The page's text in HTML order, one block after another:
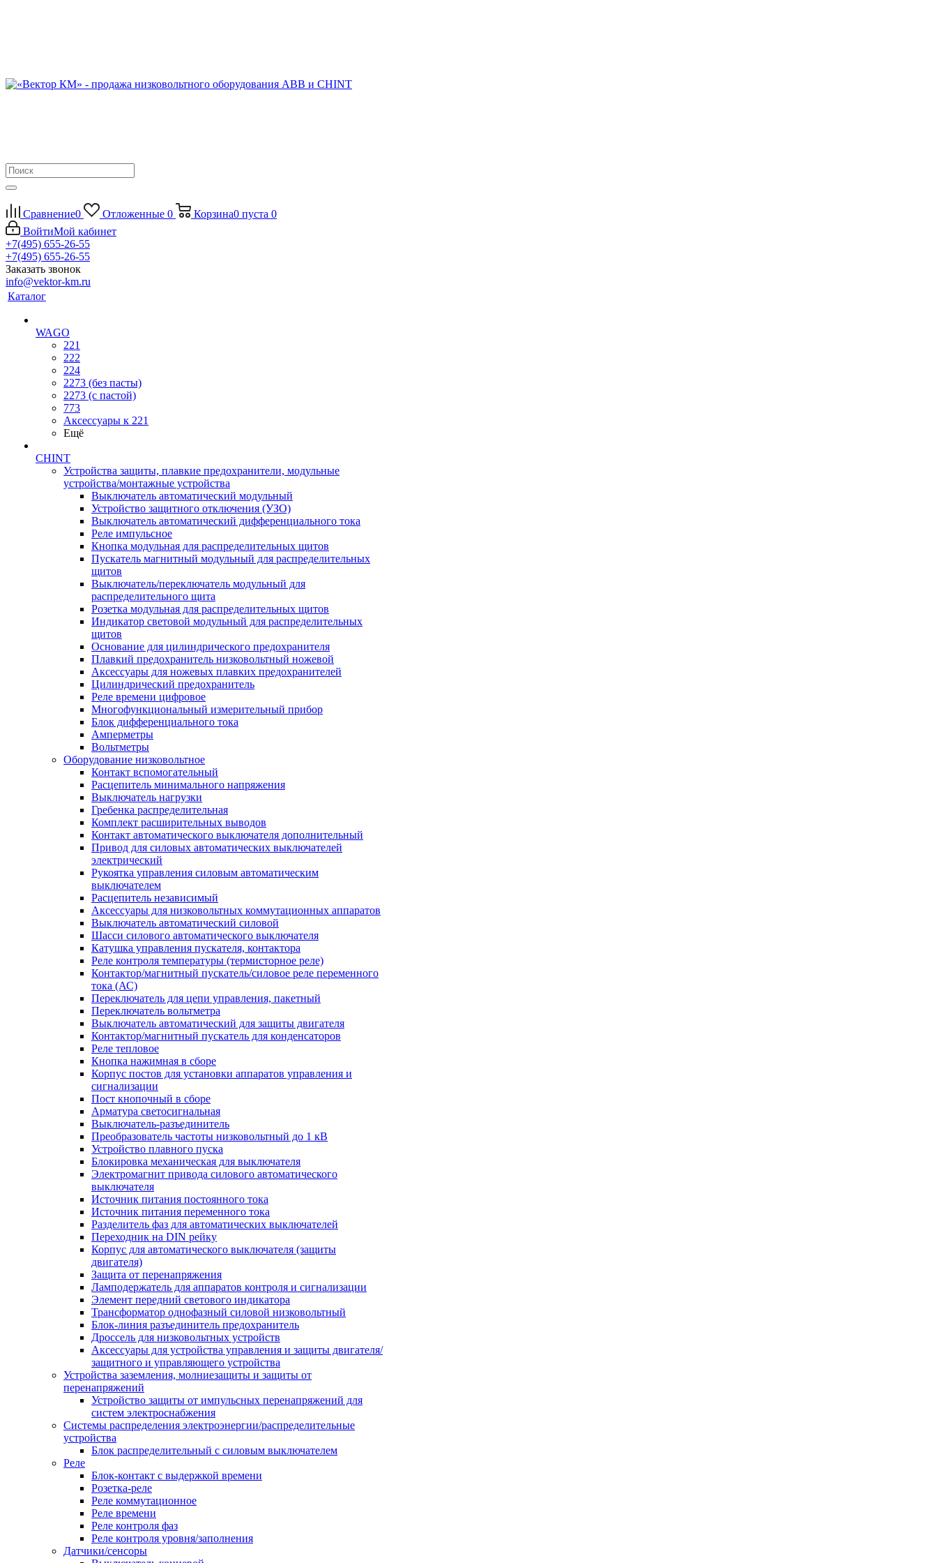
Сравнение0 Отложенные 0 Корзина0 пуста 0
ВойтиМой кабинет
+7(495) 655-26-55
+7(495) 655-26-55
Заказать звонок
info@vektor-km.ru
Каталог
WAGO
221
222
224
2273 (без пасты)
2273 (с пастой)
773
Аксессуары к 221
Ещё
CHINT
Устройства защиты, плавкие предохранители, модульные
устройства/монтажные устройства
Выключатель автоматический модульный
Устройство защитного отключения (УЗО)
Выключатель автоматический дифференциального тока
Реле импульсное
Кнопка модульная для распределительных щитов
Пускатель магнитный модульный для распределительных
щитов
Выключатель/переключатель модульный для
распределительного щита
Розетка модульная для распределительных щитов
Индикатор световой модульный для распределительных
щитов
Основание для цилиндрического предохранителя
Плавкий предохранитель низковольтный ножевой
Аксессуары для ножевых плавких предохранителей
Цилиндрический предохранитель
Реле времени цифровое
Многофункциональный измерительный прибор
Блок дифференциального тока
Амперметры
Вольтметры
Оборудование низковольтное
Контакт вспомогательный
Расцепитель минимального напряжения
Выключатель нагрузки
Гребенка распределительная
Комплект расширительных выводов
Контакт автоматического выключателя дополнительный
Привод для силовых автоматических выключателей
электрический
Рукоятка управления силовым автоматическим
выключателем
Расцепитель независимый
Аксессуары для низковольтных коммутационных аппаратов
Выключатель автоматический силовой
Шасси силового автоматического выключателя
Катушка управления пускателя, контактора
Реле контроля температуры (термисторное реле)
Контактор/магнитный пускатель/силовое реле переменного
тока (АС)
Переключатель для цепи управления, пакетный
Переключатель вольтметра
Выключатель автоматический для защиты двигателя
Контактор/магнитный пускатель для конденсаторов
Реле тепловое
Кнопка нажимная в сборе
Корпус постов для установки аппаратов управления и
сигнализации
Пост кнопочный в сборе
Арматура светосигнальная
Выключатель-разъединитель
Преобразователь частоты низковольтный до 1 кВ
Устройство плавного пуска
Блокировка механическая для выключателя
Электромагнит привода силового автоматического
выключателя
Источник питания постоянного тока
Источник питания переменного тока
Разделитель фаз для автоматических выключателей
Переходник на DIN рейку
Корпус для автоматического выключателя (защиты
двигателя)
Защита от перенапряжения
Ламподержатель для аппаратов контроля и сигнализации
Элемент передний светового индикатора
Трансформатор однофазный силовой низковольтный
Блок-линия разъединитель предохранитель
Дроссель для низковольтных устройств
Аксессуары для устройства управления и защиты двигателя/
защитного и управляющего устройства
Устройства заземления, молниезащиты и защиты от
перенапряжений
Устройство защиты от импульсных перенапряжений для
систем электроснабжения
Системы распределения электроэнергии/распределительные
устройства
Блок распределительный с силовым выключателем
Реле
Блок-контакт с выдержкой времени
Розетка-реле
Реле коммутационное
Реле времени
Реле контроля фаз
Реле контроля уровня/заполнения
Датчики/сенсоры